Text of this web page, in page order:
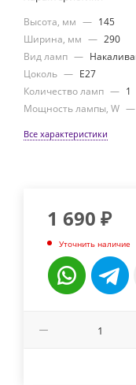
Высота, мм — 145
Ширина, мм — 290
Вид ламп —
Цоколь — E27
Количество ламп — 1
Мощность лампы, W —
Все характеристики
1 690 ₽
Уточнить наличие